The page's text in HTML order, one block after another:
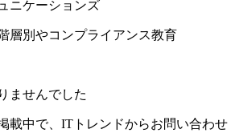
ニケーションズ
層別やコンプライアンス教育
ませんでした
載中で、ITトレンドからお問い合わせ